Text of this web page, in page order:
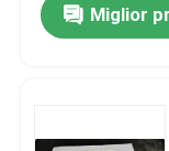
Casa
Miglior